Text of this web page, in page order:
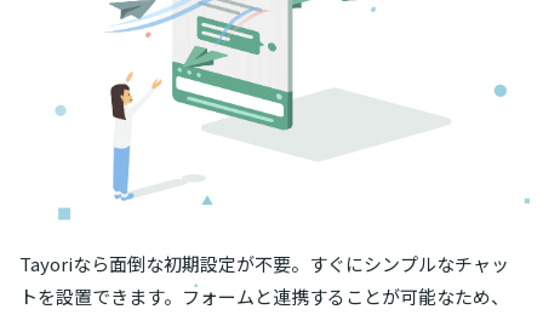
Tayoriなら面倒な初期設定が不要。すぐにシンプルなチャッ
トを設置できます。フォームと連携することが可能なため、